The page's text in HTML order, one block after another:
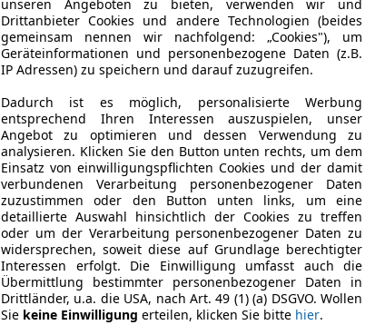
Leistung
320 kW
Getriebe
Gänge
9
Zylinder
6
Leergewicht
2 055 kg
unseren Angeboten zu bieten, verwenden wir und
Drittanbieter Cookies und andere Technologien (beides
gemeinsam nennen wir nachfolgend: „Cookies"), um
Geräteinformationen und personenbezogene Daten (z.B.
IP Adressen) zu speichern und darauf zuzugreifen.
Dadurch ist es möglich, personalisierte Werbung
entsprechend Ihren Interessen auszuspielen, unser
Angebot zu optimieren und dessen Verwendung zu
analysieren. Klicken Sie den Button unten rechts, um dem
Einsatz von einwilligungspflichten Cookies und der damit
verbundenen Verarbeitung personenbezogener Daten
zuzustimmen oder den Button unten links, um eine
detaillierte Auswahl hinsichtlich der Cookies zu treffen
oder um der Verarbeitung personenbezogener Daten zu
widersprechen, soweit diese auf Grundlage berechtigter
Interessen erfolgt. Die Einwilligung umfasst auch die
Übermittlung bestimmter personenbezogener Daten in
Drittländer, u.a. die USA, nach Art. 49 (1) (a) DSGVO. Wollen
Sie keine Einwilligung erteilen, klicken Sie bitte hier.